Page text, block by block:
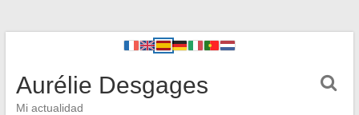
Aurélie Desgages
Mi actualidad